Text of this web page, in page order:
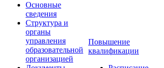
Основные
сведения
Структура и
органы
управления
образовательной
организацией
Повышение
квалификации